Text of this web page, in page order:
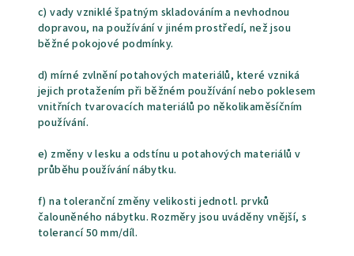
c) vady vzniklé špatným skladováním a nevhodnou
dopravou, na používání v jiném prostředí, než jsou
běžné pokojové podmínky.
d) mírné zvlnění potahových materiálů, které vzniká
jejich protažením při běžném používání nebo poklesem
vnitřních tvarovacích materiálů po několikaměsíčním
používání.
e) změny v lesku a odstínu u potahových materiálů v
průběhu používání nábytku.
f) na toleranční změny velikosti jednotl. prvků
čalouněného nábytku. Rozměry jsou uváděny vnější, s
tolerancí 50 mm/díl.